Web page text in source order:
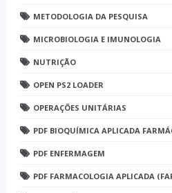
METODOLOGIA DA PESQUISA
MICROBIOLOGIA E IMUNOLOGIA
NUTRIÇÃO
OPEN PS2 LOADER
OPERAÇÕES UNITÁRIAS
PDF BIOQUÍMICA APLICADA
PDF ENFERMAGEM
PDF FARMACOLOGIA APLICADA